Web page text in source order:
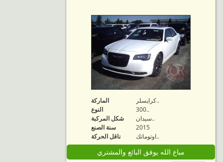
الماركة
كرايسلر..
النوع
300..
شكل المركبة
سيدان..
سنة الصنع
2015
ناقل الحركة
اوتوماتك..
مباع الله يوفق البائع والمشتري